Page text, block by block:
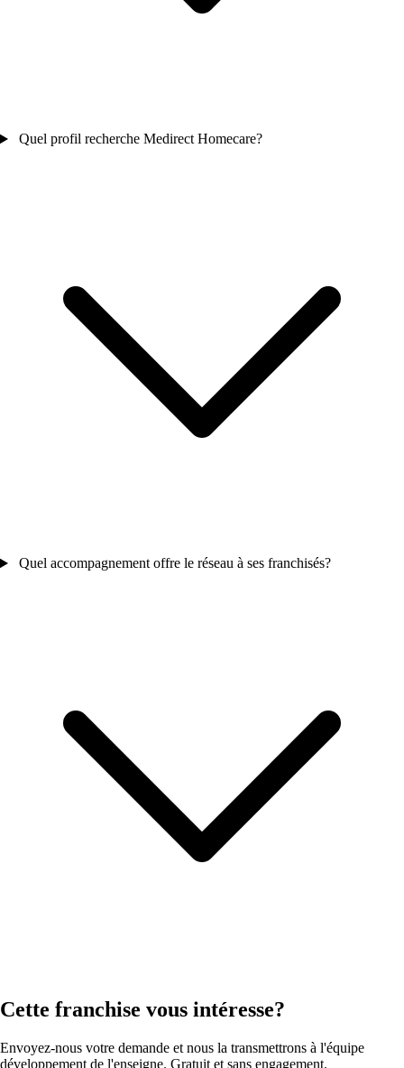
Quel profil recherche Medirect Homecare?
Quel accompagnement offre le réseau à ses franchisés?
Cette franchise vous intéresse?
Envoyez-nous votre demande et nous la transmettrons à l'équipe
développement de l'enseigne. Gratuit et sans engagement.